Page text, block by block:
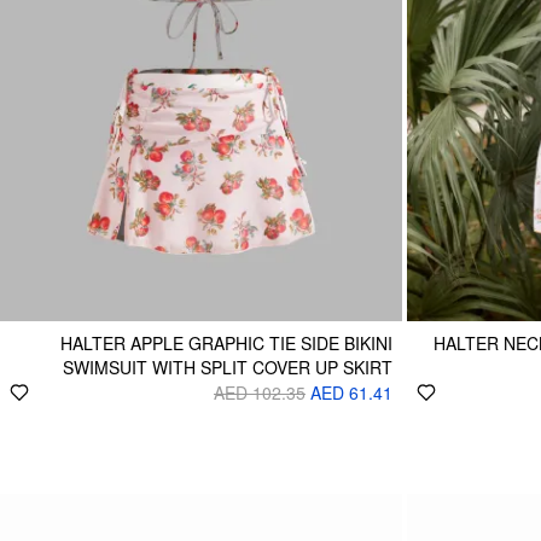
HALTER
HALTER APPLE GRAPHIC TIE SIDE BIKINI
SWIMSUIT WITH SPLIT COVER UP SKIRT
AED 61.41
AED 102.35